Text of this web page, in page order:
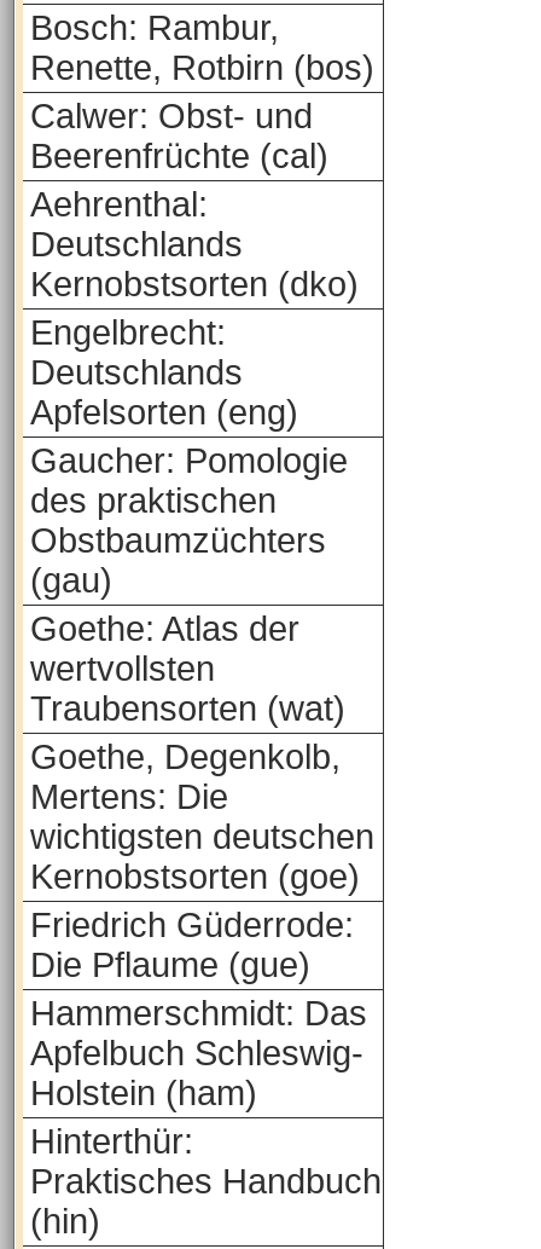
Bosch: Rambur,
Renette, Rotbirn (bos)
Calwer: Obst- und
Beerenfrüchte (cal)
Aehrenthal:
Deutschlands
Kernobstsorten (dko)
Engelbrecht:
Deutschlands
Apfelsorten (eng)
Gaucher: Pomologie
des praktischen
Obstbaumzüchters
(gau)
Goethe: Atlas der
wertvollsten
Traubensorten (wat)
Goethe, Degenkolb,
Mertens: Die
wichtigsten deutschen
Kernobstsorten (goe)
Friedrich Güderrode:
Die Pflaume (gue)
Hammerschmidt: Das
Apfelbuch Schleswig-
Holstein (ham)
Hinterthür:
Praktisches Handbuch
(hin)